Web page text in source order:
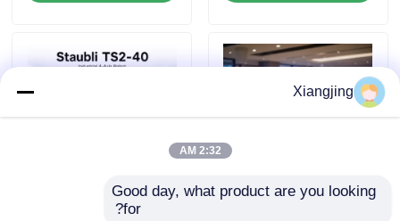
اتصل بنا
مدونة
Xiangjing
2:32 AM
Good day, what product are you looking
for?